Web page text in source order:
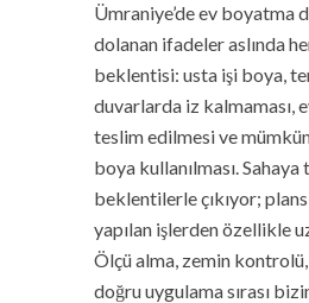
Ümraniye’de ev boyatma
dolanan ifadeler aslında
beklentisi: usta işi boya,
duvarlarda iz kalmaması,
teslim edilmesi ve
boya kullanılması. Sahaya
beklentilerle çıkıyor;
yapılan işlerden özellikle
Ölçü alma, zemin
doğru uygulama sırası